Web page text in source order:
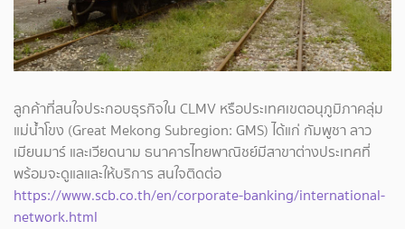
ลูกค้าที่สนใจประกอบธุรกิจใน CLMV หรือประเทศเขตอนุภูมิภาคลุ่ม
แม่น้ำโขง (Great Mekong Subregion: GMS) ได้แก่ กัมพูชา ลาว
เมียนมาร์ และเวียดนาม ธนาคารไทยพาณิชย์มีสาขาต่างประเทศที่
พร้อมจะดูแลและให้บริการ สนใจติดต่อ
https://www.scb.co.th/en/corporate-banking/international-
network.html